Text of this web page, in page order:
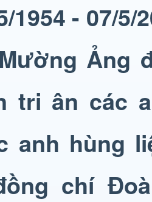
1954 - 07/
Ảng
tri ân các
anh hùng
chí